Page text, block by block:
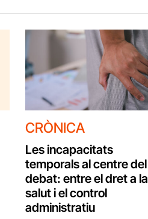
CRÒNICA
Les incapacitats
temporals al centre del
debat: entre el dret a la
salut i el control
administratiu